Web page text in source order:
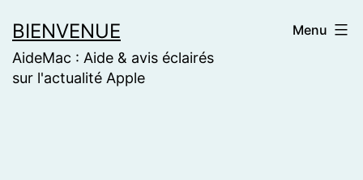
to
content
BIENVENUE
AideMac : Aide & avis éclairés
sur l'actualité Apple
Menu